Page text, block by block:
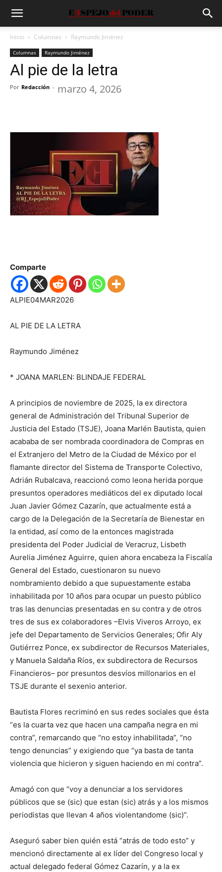
Inicio Columnas Raymundo Jiménez
Columnas Raymundo Jiménez
Al pie de la letra
Por Redacción - marzo 4, 2026
Comparte
ALPIE04MAR2026
AL PIE DE LA LETRA
Raymundo Jiménez
* JOANA MARLEN: BLINDAJE FEDERAL
A principios de noviembre de 2025, la ex directora
general de Administración del Tribunal Superior de
Justicia del Estado (TSJE), Joana Marlén Bautista, quien
acababa de ser nombrada coordinadora de Compras en
el Extranjero del Metro de la Ciudad de México por el
flamante director del Sistema de Transporte Colectivo,
Adrián Rubalcava, reaccionó como leona herida porque
presuntos operadores mediáticos del ex diputado local
Juan Javier Gómez Cazarín, que actualmente está a
cargo de la Delegación de la Secretaría de Bienestar en
la entidad, así como de la entonces magistrada
presidenta del Poder Judicial de Veracruz, Lisbeth
Aurelia Jiménez Aguirre, quien ahora encabeza la Fiscalía
General del Estado, cuestionaron su nuevo
nombramiento debido a que supuestamente estaba
inhabilitada por 10 años para ocupar un puesto público
tras las denuncias presentadas en su contra y de otros
tres de sus ex colaboradores –Elvis Viveros Arroyo, ex
jefe del Departamento de Servicios Generales; Ofir Aly
Gutiérrez Ponce, ex subdirector de Recursos Materiales,
y Manuela Saldaña Ríos, ex subdirectora de Recursos
Financieros– por presuntos desvíos millonarios en el
TSJE durante el sexenio anterior.
Bautista Flores recriminó en sus redes sociales que ésta
“es la cuarta vez que hacen una campaña negra en mi
contra”, remarcando que “no estoy inhabilitada”, “no
tengo denuncias” y exigiendo que “ya basta de tanta
violencia que hicieron y siguen haciendo en mi contra”.
Amagó con que “voy a denunciar a los servidores
públicos que se (sic) que estan (sic) atrás y a los mismos
periodistas que llevan 4 años violentandome (sic)”.
Aseguró saber bien quién está “atrás de todo esto” y
mencionó directamente al ex líder del Congreso local y
actual delegado federal Gómez Cazarín, y a la ex